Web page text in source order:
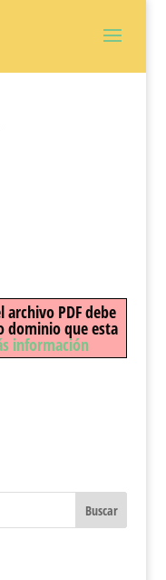
archivo PDF debe
dominio que esta
información